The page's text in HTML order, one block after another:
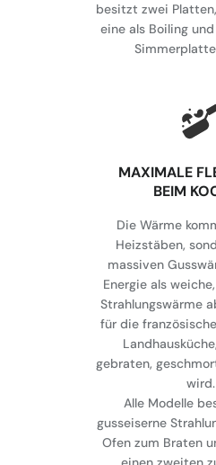
besitzt zwei
eine als Boiling
MAXIMALE
BEIM
Die Wärme
Heizstäben,
massiven
Energie als
Strahlungswärme
für die
gebraten,
wird.
Alle Modelle
gusseiserne
Ofen zum Braten